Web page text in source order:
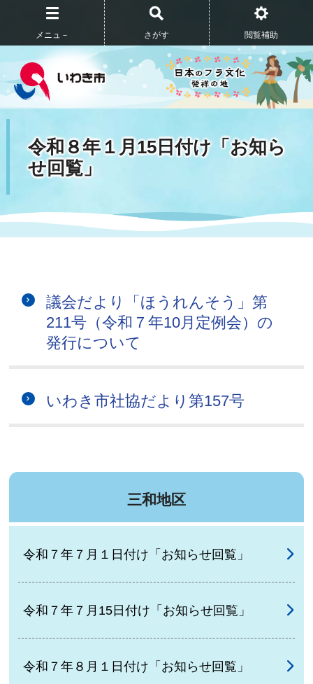
メニュ－ さがす 閲覧補助
令和８年１月15日付け「お知ら
せ回覧」
議会だより「ほうれんそう」第
211号（令和７年10月定例会）の
発行について
いわき市社協だより第157号
三和地区
令和７年７月１日付け「お知らせ回覧」
令和７年７月15日付け「お知らせ回覧」
令和７年８月１日付け「お知らせ回覧」